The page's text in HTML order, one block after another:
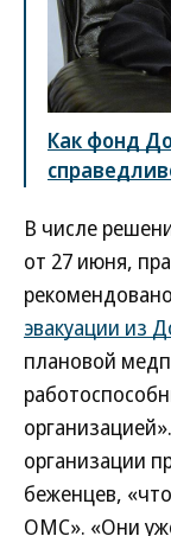
Как фонд
В числе
от 27 июня,
эвакуации из
плановой
организации
беженцев,
ОМС». «Они